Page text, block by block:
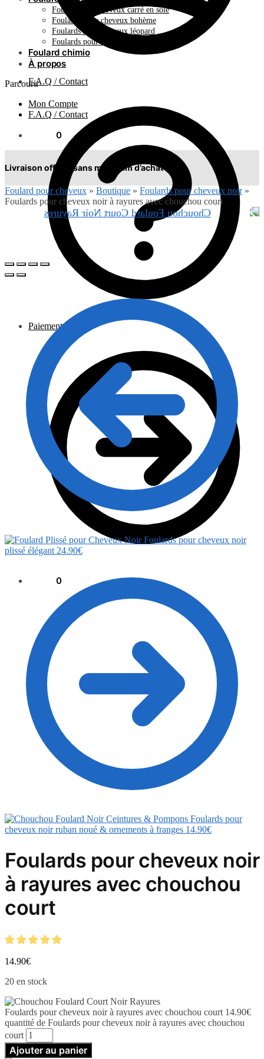
F.A.Q / Contact
Paiement
0
Foulard pour cheveux carré en soie
Foulards pour cheveux bohème
Foulards pour cheveux léopard
Foulards pour cheveux plissés
Foulard chimio
À propos
Parcourir
Mon Compte
F.A.Q / Contact
0
Livraison offerte sans minimum d’achat !
Foulard pour cheveux » Boutique » Foulards pour cheveux noir »
Foulards pour cheveux noir à rayures avec chouchou court
Foulards pour cheveux noir
plissé élégant 24.90€
Foulards pour
cheveux noir ruban noué & ornements à franges 14.90€
Foulards pour cheveux noir
à rayures avec chouchou
court
14.90€
20 en stock
Foulards pour cheveux noir à rayures avec chouchou court 14.90€
quantité de Foulards pour cheveux noir à rayures avec chouchou
court
Ajouter au panier